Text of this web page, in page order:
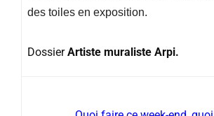
des toiles en exposition.
DossierArtiste muraliste Arpi.